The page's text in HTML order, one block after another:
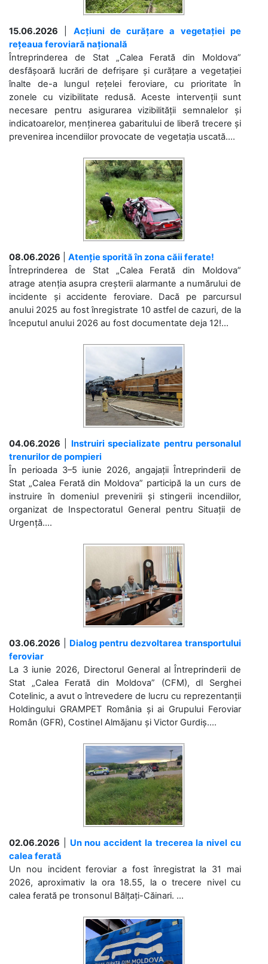
15.06.2026
Acțiuni de curățare a vegetației pe
rețeaua feroviară națională
Întreprinderea de Stat „Calea Ferată din Moldova”
desfășoară lucrări de defrișare și curățare a vegetației
înalte de-a lungul rețelei feroviare, cu prioritate în
zonele cu vizibilitate redusă. Aceste intervenții sunt
necesare pentru asigurarea vizibilității semnalelor și
indicatoarelor, menținerea gabaritului de liberă trecere și
prevenirea incendiilor provocate de vegetația uscată....
08.06.2026
Atenție sporită în zona căii ferate!
Întreprinderea de Stat „Calea Ferată din Moldova”
atrage atenția asupra creșterii alarmante a numărului de
incidente și accidente feroviare. Dacă pe parcursul
anului 2025 au fost înregistrate 10 astfel de cazuri, de la
începutul anului 2026 au fost documentate deja 12!...
04.06.2026
Instruiri specializate pentru personalul
trenurilor de pompieri
În perioada 3–5 iunie 2026, angajații Întreprinderii de
Stat „Calea Ferată din Moldova” participă la un curs de
instruire în domeniul prevenirii și stingerii incendiilor,
organizat de Inspectoratul General pentru Situații de
Urgență....
03.06.2026
Dialog pentru dezvoltarea transportului
feroviar
La 3 iunie 2026, Directorul General al Întreprinderii de
Stat „Calea Ferată din Moldova” (CFM), dl Serghei
Cotelinic, a avut o întrevedere de lucru cu reprezentanții
Holdingului GRAMPET România și ai Grupului Feroviar
Român (GFR), Costinel Almăjanu și Victor Gurdiș....
02.06.2026
Un nou accident la trecerea la nivel cu
calea ferată
Un nou incident feroviar a fost înregistrat la 31 mai
2026, aproximativ la ora 18.55, la o trecere nivel cu
calea ferată pe tronsonul Bălțați-Căinari. ...